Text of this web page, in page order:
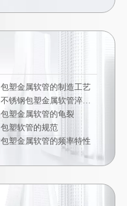
包塑金属软管的制造工艺
不锈钢包塑金属软管淬火硬化
包塑金属软管的龟裂
包塑软管的规范
包塑金属软管的频率特性